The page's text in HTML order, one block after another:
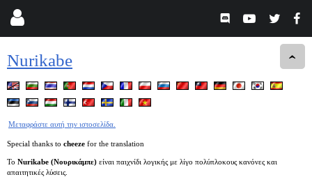
Nurikabe
Μεταφράστε αυτή την ιστοσελίδα.
Special thanks to cheeze for the translation
Το Nurikabe (Νουρικάμπε) είναι παιχνίδι λογικής με λίγο πολύπλοκους κανόνες και
απαιτητικές λύσεις.